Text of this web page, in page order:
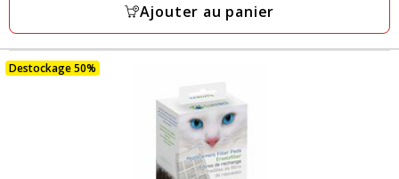
prix
final
48.99€
Ajouter au panier
Destockage 50%